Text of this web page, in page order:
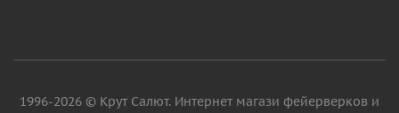
1996-2026 © Крут Салют. Интернет магази фейерверков и